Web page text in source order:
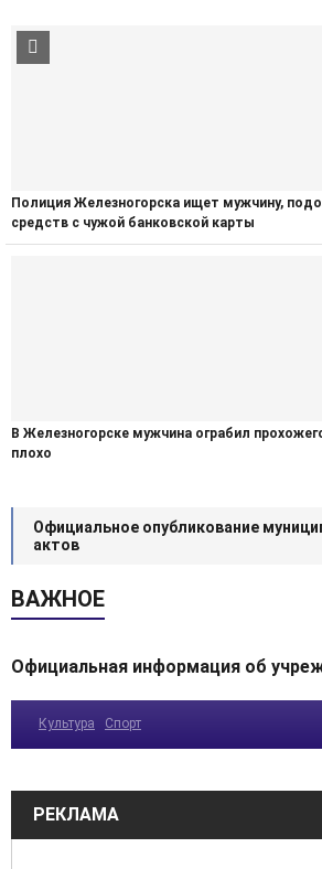
Полиция Железногорска ищет мужчину,
средств с чужой банковской карты
В Железногорске мужчина ограбил
плохо
Официальное опубликование
актов
ВАЖНОЕ
Официальная информация об
Культура Спорт
РЕКЛАМА